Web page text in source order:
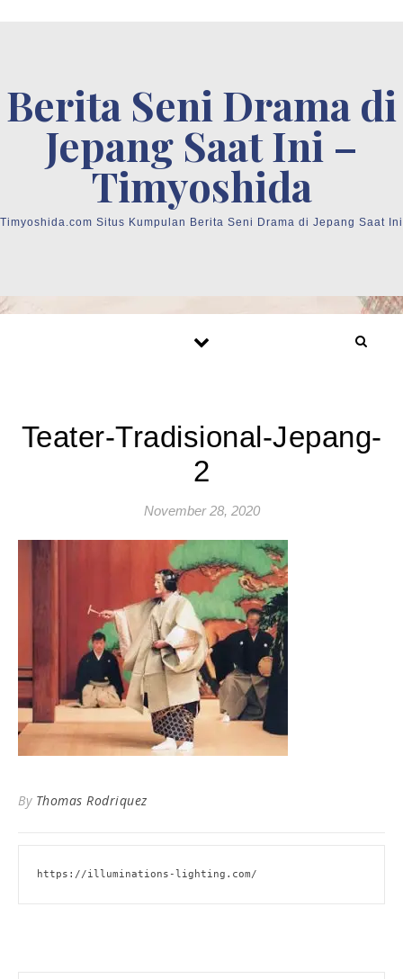
Berita Seni Drama di
Jepang Saat Ini –
Timyoshida
Timyoshida.com Situs Kumpulan Berita Seni Drama di Jepang Saat Ini
Teater-Tradisional-Jepang-
2
November 28, 2020
By Thomas Rodriquez
https://illuminations-lighting.com/